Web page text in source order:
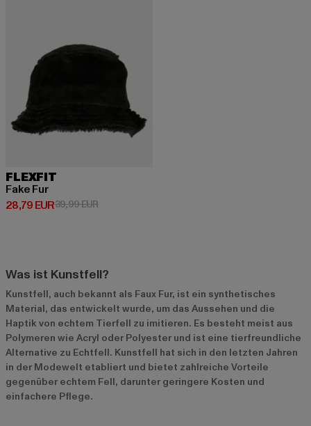
FLEXFIT
Fake Fur
28,79 EUR
Derzeitiger Preis: 28,79 EUR
39,99 EURAktionspreis: 39,99 EUR
Was ist Kunstfell?
Kunstfell, auch bekannt als Faux Fur, ist ein synthetisches
Material, das entwickelt wurde, um das Aussehen und die
Haptik von echtem Tierfell zu imitieren. Es besteht meist aus
Polymeren wie Acryl oder Polyester und ist eine tierfreundliche
Alternative zu Echtfell. Kunstfell hat sich in den letzten Jahren
in der Modewelt etabliert und bietet zahlreiche Vorteile
gegenüber echtem Fell, darunter geringere Kosten und
einfachere Pflege.